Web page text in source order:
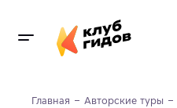
Главная Авторские туры